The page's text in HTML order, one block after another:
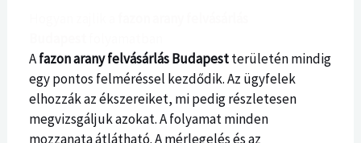
Afazon arany felvásárlás Budapestterületén mindig
egy pontos felméréssel kezdődik. Az ügyfelek
elhozzák az ékszereiket, mi pedig részletesen
megvizsgáljuk azokat. A folyamat minden
mozzanata átlátható. A mérlegelés és az